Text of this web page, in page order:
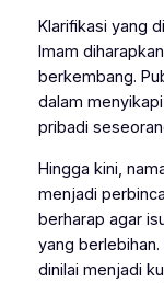
Klarifikasi yang
Imam
berkembang.
dalam
pribadi
Hingga kini,
menjadi
berharap agar
yang
dinilai menjadi